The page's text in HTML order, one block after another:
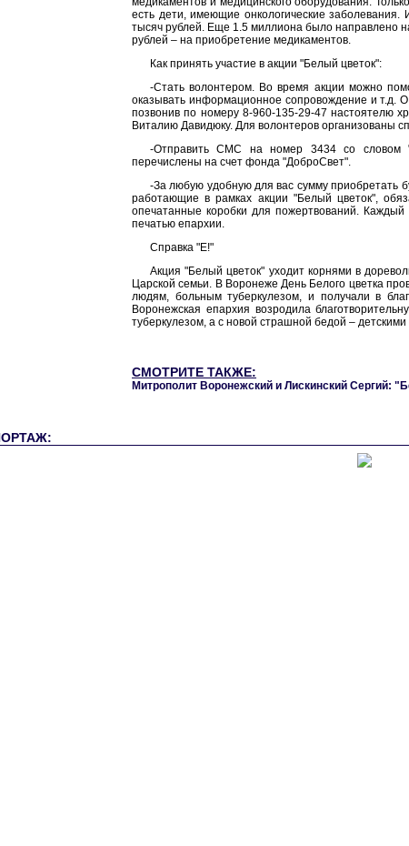
есть дети, имеющие онкологические
тысяч рублей. Еще 1.5 миллиона было направлено
рублей – на приобретение медикаментов.
Как принять участие в акции "Белый цветок":
-Стать волонтером. Во время акции можно
оказывать информационное сопровождение и т.д.
позвонив по номеру 8-960-135-29-47 настоятелю
Виталию Давидюку. Для волонтеров организованы
-Отправить СМС на номер 3434 со словом
перечислены на счет фонда "ДоброСвет".
-За любую удобную для вас сумму приобретать
работающие в рамках акции "Белый цветок",
опечатанные коробки для пожертвований.
печатью епархии.
Справка "Е!"
Акция "Белый цветок" уходит корнями в
Царской семьи. В Воронеже День Белого цветка
людям, больным туберкулезом, и получали в
Воронежская епархия возродила
туберкулезом, а с новой страшной бедой –
СМОТРИТЕ ТАКЖЕ:
Митрополит Воронежский и Лискинский Сергий: